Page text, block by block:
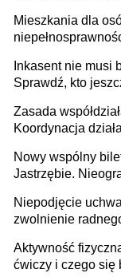
Mieszkania dla
samodzielnie lub
Inkasent nie musi
Sprawdź, kto
Zasada
Koordynacja
Nowy wspólny
Jastrzębie.
Niepodjęcie
zwolnienie
rozstrzygać sprawy
Aktywność
ćwiczy i czego się